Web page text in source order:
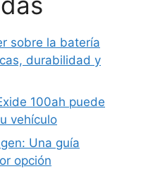
sobre la batería
durabilidad y
100ah puede
vehículo
Una guía
opción